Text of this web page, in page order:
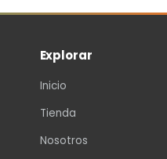
Explorar
Inicio
Tienda
Nosotros